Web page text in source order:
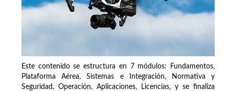
Este contenido se estructura en 7 módulos: Fundamentos,
Plataforma Aérea, Sistemas e Integración, Normativa y
Seguridad, Operación, Aplicaciones, Licencias, y se finaliza